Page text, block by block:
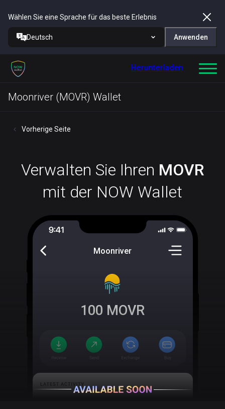
Wählen Sie eine Sprache für das beste Erlebnis
Deutsch Anwenden
Herunterladen
Moonriver (MOVR) Wallet
Vorherige Seite
Verwalten Sie Ihren MOVR
mit der NOW Wallet
Moonriver
100 MOVR